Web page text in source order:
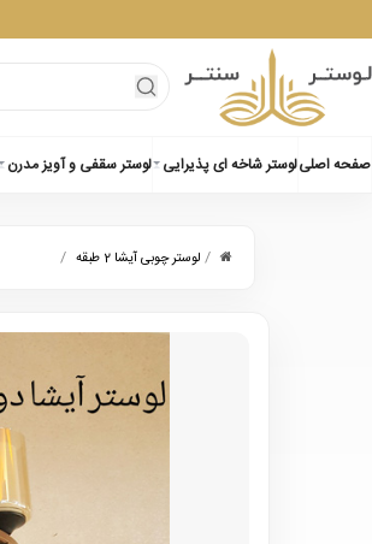
صفحه اصلیلوستر شاخه ای پذیرایی لوستر سقفی و آویز مدرن
/ لوستر چوبی آیشا 2 طبقه /